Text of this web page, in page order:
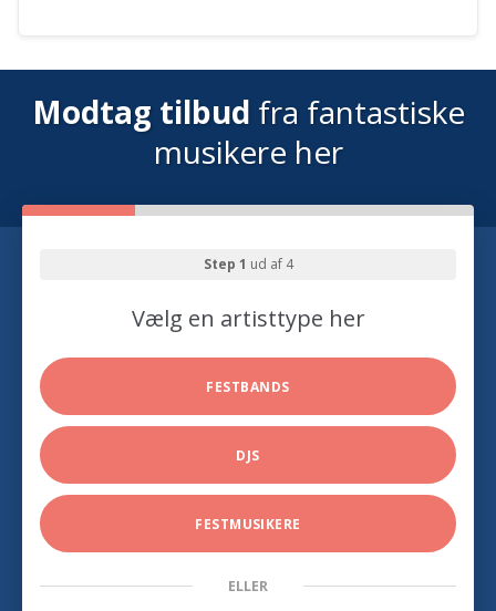
Modtag tilbud fra fantastiske
musikere her
Step 1 ud af 4
Vælg en artisttype her
FESTBANDS
DJS
FESTMUSIKERE
ELLER